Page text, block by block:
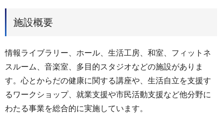
施設概要
情報ライブラリー、ホール、生活工房、和室、フィットネ
スルーム、音楽室、多目的スタジオなどの施設がありま
す。心とからだの健康に関する講座や、生活自立を支援す
るワークショップ、就業支援や市民活動支援など他分野に
わたる事業を総合的に実施しています。